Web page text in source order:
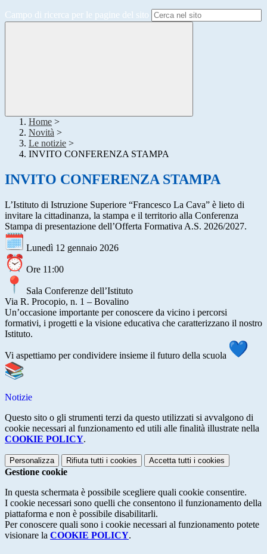
Campo di ricerca per le pagine del sito
Home >
Novità >
Le notizie >
INVITO CONFERENZA STAMPA
INVITO CONFERENZA STAMPA
L’Istituto di Istruzione Superiore “Francesco La Cava” è lieto di
invitare la cittadinanza, la stampa e il territorio alla Conferenza
Stampa di presentazione dell’Offerta Formativa A.S. 2026/2027.
Lunedì 12 gennaio 2026
Ore 11:00
Sala Conferenze dell’Istituto
Via R. Procopio, n. 1 – Bovalino
Un’occasione importante per conoscere da vicino i percorsi
formativi, i progetti e la visione educativa che caratterizzano il nostro
Istituto.
Vi aspettiamo per condividere insieme il futuro della scuola
Notizie
Questo sito o gli strumenti terzi da questo utilizzati si avvalgono di
cookie necessari al funzionamento ed utili alle finalità illustrate nella
COOKIE POLICY.
Personalizza Rifiuta tutti i cookies Accetta tutti i cookies
Gestione cookie
In questa schermata è possibile scegliere quali cookie consentire.
I cookie necessari sono quelli che consentono il funzionamento della
piattaforma e non è possibile disabilitarli.
Per conoscere quali sono i cookie necessari al funzionamento potete
visionare la COOKIE POLICY.